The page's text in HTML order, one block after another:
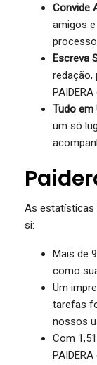
Convide
amigos
Escreva
redação,
Tudo em
um só
As estatísticas
si:
Mais de
como
Um
tarefas
nossos
Com